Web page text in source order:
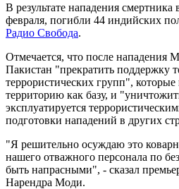
В результате нападения
февраля, погибли 44 индийских
Радио Свобода.
Отмечается, что после
Пакистан "прекратить поддержку
террористических групп",
территорию как базу, и
эксплуатируется
подготовки нападений в других
"Я решительно осуждаю это
нашего отважного персонала по
быть напрасными", - сказал
Нарендра Моди.